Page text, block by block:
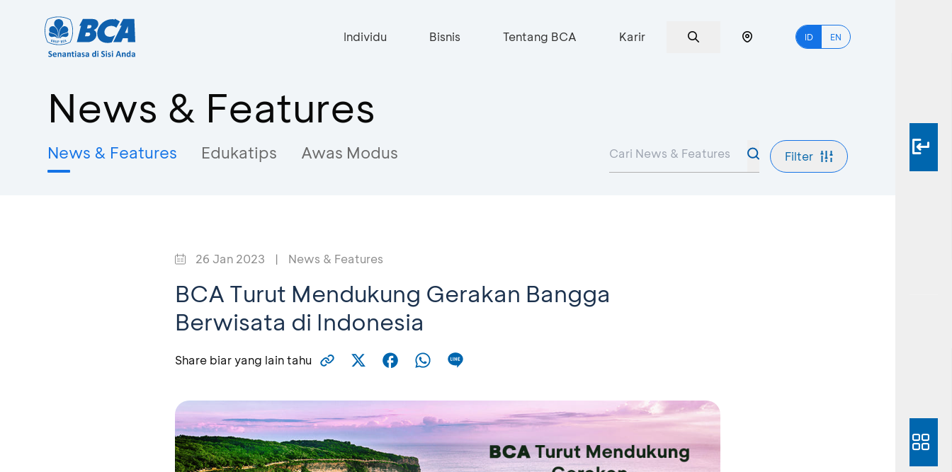
Individu Bisnis Tentang BCA Karir ID EN
News & Features
News & Features Edukatips Awas Modus Filter
26 Jan 2023 | News & Features
BCA Turut Mendukung Gerakan Bangga
Berwisata di Indonesia
Share biar yang lain tahu